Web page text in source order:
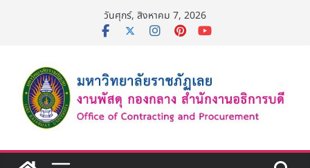
วันศุกร์, สิงหาคม 7, 2026